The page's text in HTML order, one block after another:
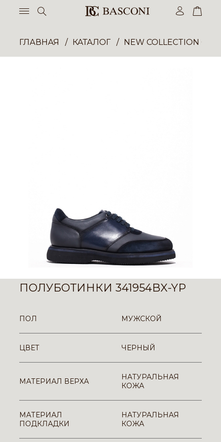
ГЛАВНАЯ КАТАЛОГ NEW COLLECTION
ПОЛУБОТИНКИ 341954BX-YP
ПОЛ МУЖСКОЙ
ЦВЕТ ЧЕРНЫЙ
МАТЕРИАЛ ВЕРХА
НАТУРАЛЬНАЯ
КОЖА
МАТЕРИАЛ
ПОДКЛАДКИ
НАТУРАЛЬНАЯ
КОЖА